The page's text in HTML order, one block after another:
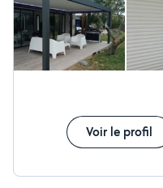
Voir le profil